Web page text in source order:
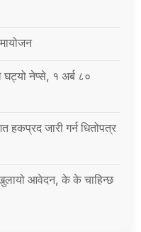
नेप्से, १ अर्ब ८०
हकप्रद जारी गर्न धितोपत्र
आवेदन, के के चाहिन्छ